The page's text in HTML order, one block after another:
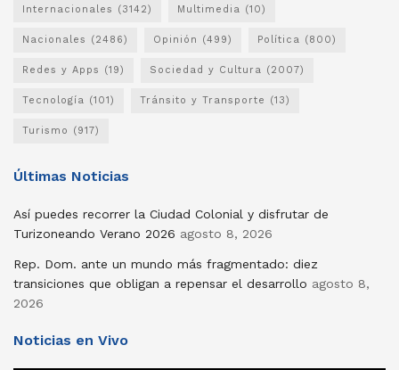
Internacionales (3142) Multimedia (10)
Nacionales (2486) Opinión (499) Política (800)
Redes y Apps (19) Sociedad y Cultura (2007)
Tecnología (101) Tránsito y Transporte (13)
Turismo (917)
Últimas Noticias
Así puedes recorrer la Ciudad Colonial y disfrutar de
Turizoneando Verano 2026 agosto 8, 2026
Rep. Dom. ante un mundo más fragmentado: diez
transiciones que obligan a repensar el desarrollo agosto 8,
2026
Noticias en Vivo